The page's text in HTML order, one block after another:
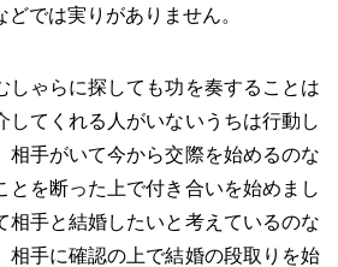
では実りがありません。
しゃらに探しても功を奏することは
してくれる人がいないうちは行動し
相手がいて今から交際を始めるのな
とを断った上で付き合いを始めまし
相手と結婚したいと考えているのな
相手に確認の上で結婚の段取りを始